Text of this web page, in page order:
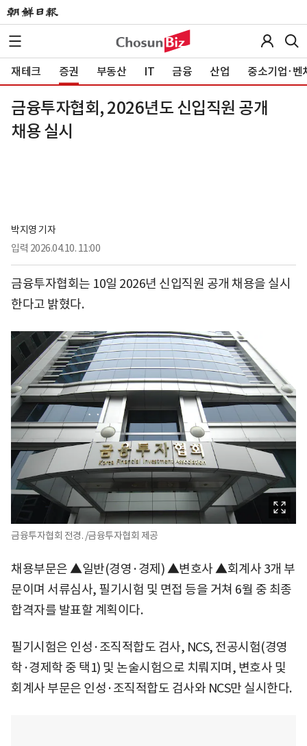
재테크 증권 부동산 IT 금융 산업 중소기업·벤
금융투자협회, 2026년도 신입직원 공개
채용 실시
박지영 기자
입력 2026.04.10. 11:00
금융투자협회는 10일 2026년 신입직원 공개 채용을 실시
한다고 밝혔다.
금융투자협회 전경. /금융투자협회 제공
채용부문은 ▲일반(경영·경제) ▲변호사 ▲회계사 3개 부
문이며 서류심사, 필기시험 및 면접 등을 거쳐 6월 중 최종
합격자를 발표할 계획이다.
필기시험은 인성·조직적합도 검사, NCS, 전공시험(경영
학·경제학 중 택1) 및 논술시험으로 치뤄지며, 변호사 및
회계사 부문은 인성·조직적합도 검사와 NCS만 실시한다.